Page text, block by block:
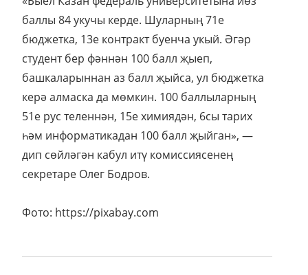
баллы 84 укучы керде. Шуларның 71е
бюджетка, 13е контракт буенча укый. Әгәр
студент бер фәннән 100 балл җыеп,
башкаларыннан аз балл җыйса, ул бюджетка
керә алмаска да мөмкин. 100 баллыларның
51е рус теленнән, 15е химиядән, 6сы тарих
һәм информатикадан 100 балл җыйган», —
дип сөйләгән кабул итү комиссиясенең
секретаре Олег Бодров.
Фото: https://pixabay.com